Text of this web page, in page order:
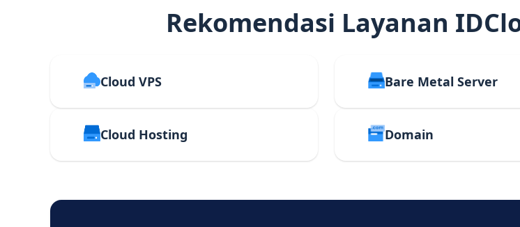
Rekomendasi Layanan
Cloud VPS Bare Metal Server
Cloud Hosting Domain